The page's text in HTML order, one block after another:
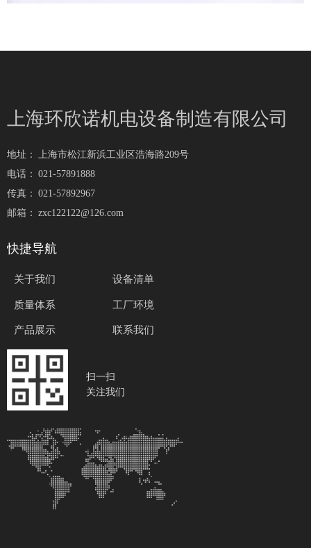
扫一扫
关注我们
地址： 上海市松江新浜工业区浩海路209号
电话： 021-57891888
传真： 021-57892967
邮箱： zxc122122@126.com
上海环欣诺机电设备制造有限公司
关于我们
质量体系
产品展示
设备清单
工厂环境
联系我们
快捷导航